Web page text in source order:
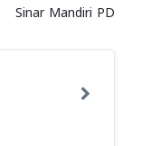
Sinar Mandiri PD